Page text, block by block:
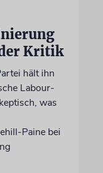
Kritik
hält ihn
Labour-
was
Paine bei